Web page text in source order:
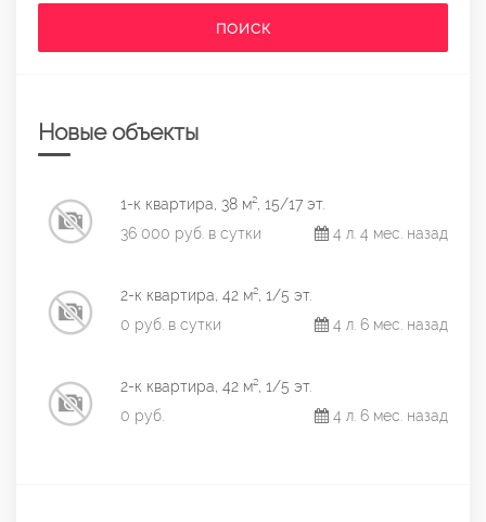
ПОИСК
Новые объекты
1-к квартира, 38 м², 15/17 эт.
36 000 руб. в сутки
4 л. 4 мес. назад
2-к квартира, 42 м², 1/5 эт.
0 руб. в сутки
4 л. 6 мес. назад
2-к квартира, 42 м², 1/5 эт.
0 руб.
4 л. 6 мес. назад